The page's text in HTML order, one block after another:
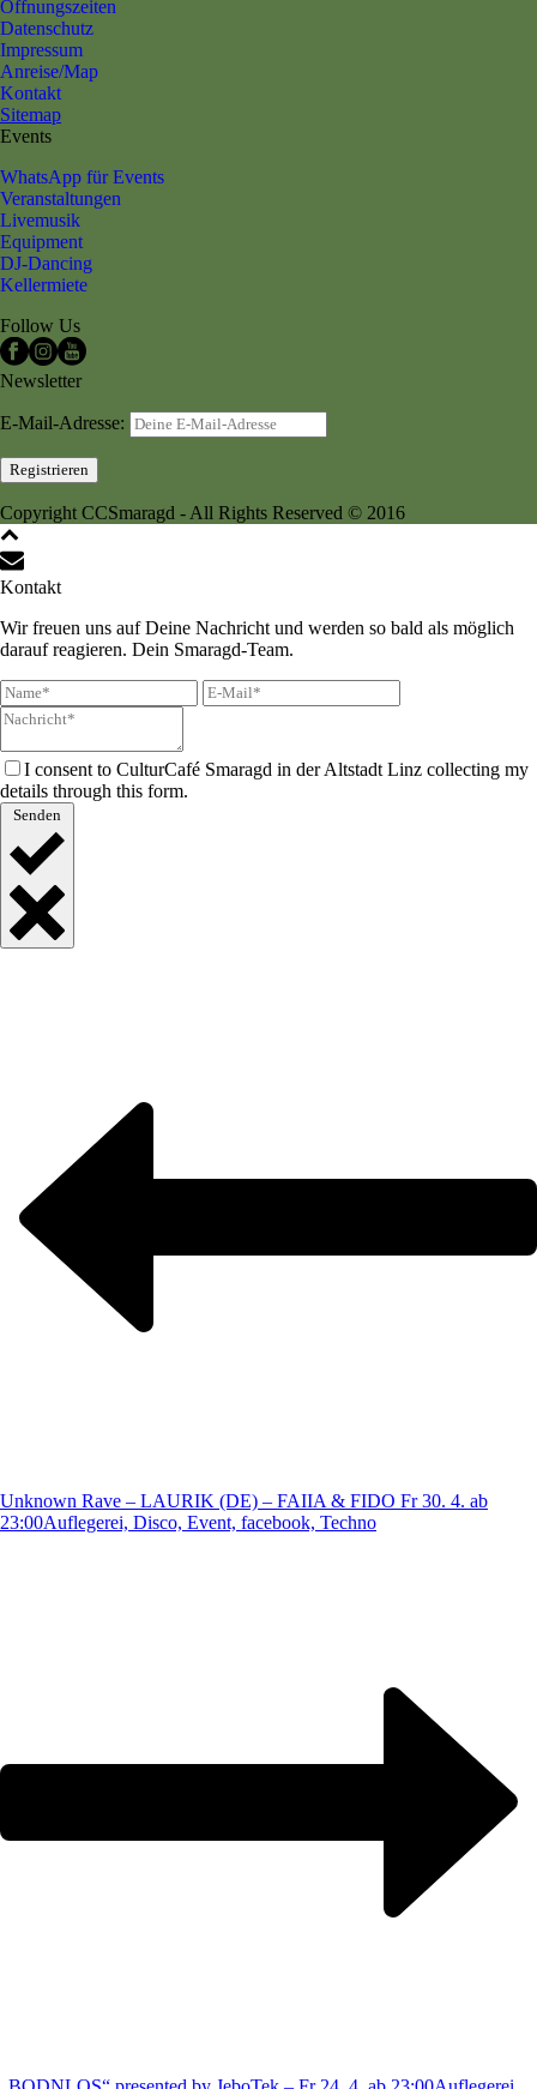
Öffnungszeiten
Datenschutz
Impressum
Anreise/Map
Kontakt
Sitemap
Events
WhatsApp für Events
Veranstaltungen
Livemusik
Equipment
DJ-Dancing
Kellermiete
Follow Us
Newsletter
E-Mail-Adresse:
Copyright CCSmaragd - All Rights Reserved © 2016
Kontakt
Wir freuen uns auf Deine Nachricht und werden so bald als möglich
darauf reagieren. Dein Smaragd-Team.
I consent to CulturCafé Smaragd in der Altstadt Linz collecting my
details through this form.
Senden
Unknown Rave – LAURIK (DE) – FAIIA & FIDO Fr 30. 4. ab
23:00Auflegerei, Disco, Event, facebook, Techno